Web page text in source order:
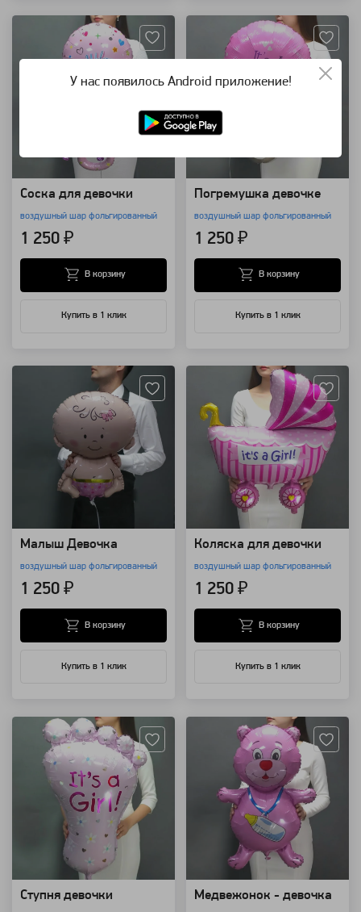
Соска для девочки
воздушный шар фольгированный
1 250 ₽
Купить в 1 клик
В корзину
Погремушка девочке
воздушный шар фольгированный
1 250 ₽
Купить в 1 клик
В корзину
Малыш Девочка
воздушный шар фольгированный
1 250 ₽
Купить в 1 клик
В корзину
Коляска для девочки
воздушный шар фольгированный
1 250 ₽
Купить в 1 клик
В корзину
Ступня девочки Медвежонок - девочка
У нас появилось Android приложение!